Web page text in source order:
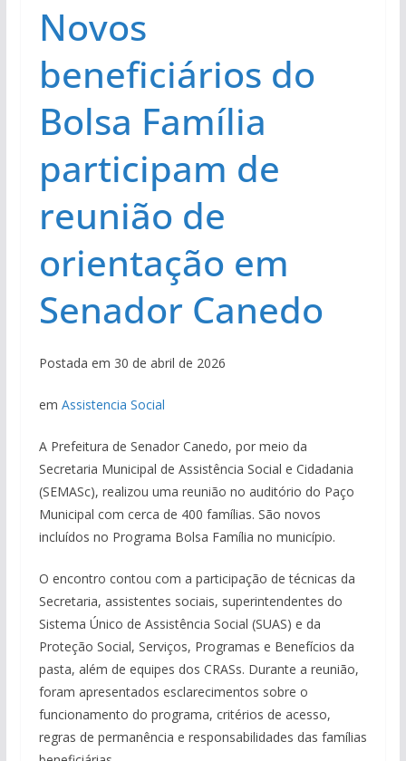
Novos
beneficiários do
Bolsa Família
participam de
reunião de
orientação em
Senador Canedo
Postada em 30 de abril de 2026
em Assistencia Social
A Prefeitura de Senador Canedo, por meio da
Secretaria Municipal de Assistência Social e Cidadania
(SEMASc), realizou uma reunião no auditório do Paço
Municipal com cerca de 400 famílias. São novos
incluídos no Programa Bolsa Família no município.
O encontro contou com a participação de técnicas da
Secretaria, assistentes sociais, superintendentes do
Sistema Único de Assistência Social (SUAS) e da
Proteção Social, Serviços, Programas e Benefícios da
pasta, além de equipes dos CRASs. Durante a reunião,
foram apresentados esclarecimentos sobre o
funcionamento do programa, critérios de acesso,
regras de permanência e responsabilidades das famílias